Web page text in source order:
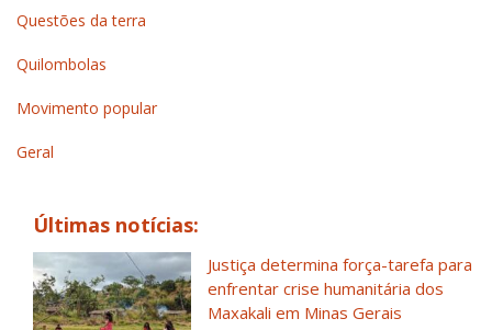
Questões da terra
Quilombolas
Movimento popular
Geral
Últimas notícias:
Justiça determina força-tarefa para
enfrentar crise humanitária dos
Maxakali em Minas Gerais